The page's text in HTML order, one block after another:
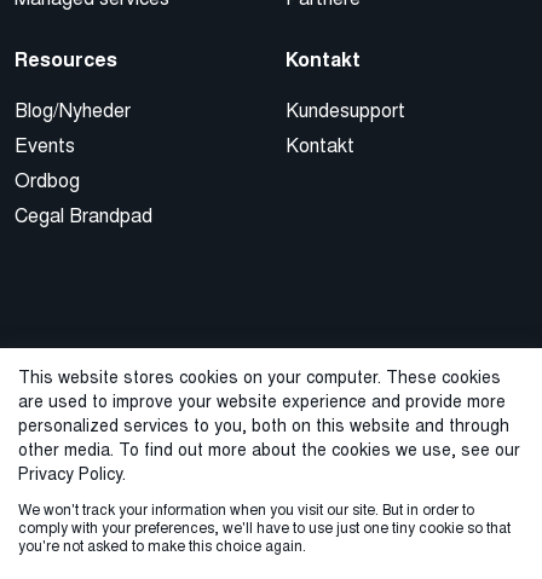
This website stores cookies on your computer. These cookies
are used to improve your website experience and provide more
personalized services to you, both on this website and through
other media. To find out more about the cookies we use, see our
Privacy Policy.
We won't track your information when you visit our site. But in order to
comply with your preferences, we'll have to use just one tiny cookie so that
you're not asked to make this choice again.
Resources
Blog/Nyheder
Events
Ordbog
Cegal Brandpad
Kontakt
Kundesupport
Kontakt
© 2026 Cegal
Privacy Policy
Varslingstjeneste